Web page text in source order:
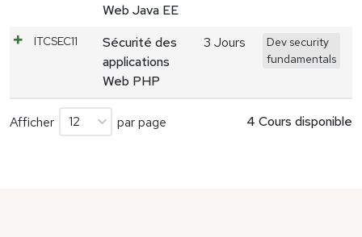
Web Java EE
ITCSEC11
Sécurité des
applications
Web PHP
3 Jours
Dev security
fundamentals
Afficher par page 4 Cours disponible